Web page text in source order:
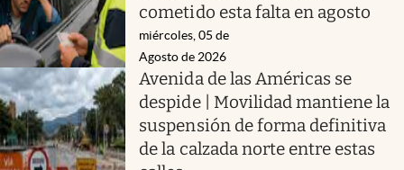
cometido esta falta en agosto
miércoles, 05 de
Agosto de 2026
Avenida de las Américas se
despide | Movilidad mantiene la
suspensión de forma definitiva
de la calzada norte entre estas